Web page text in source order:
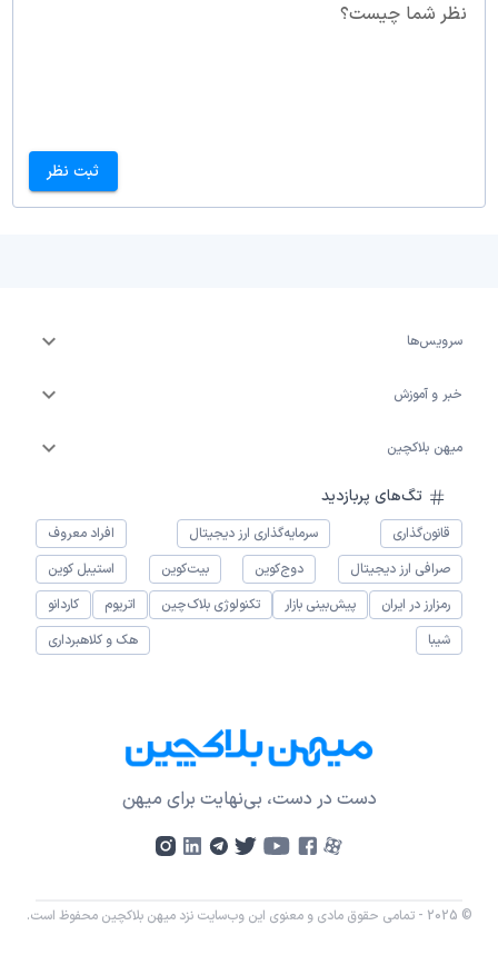
نظر شما چیست؟
ثبت نظر
سرویس‌ها
خبر و آموزش
میهن بلاکچین
تگ‌های پربازدید
قانون‌گذاری سرمایه‌گذاری ارز دیجیتال
افراد معروف
صرافی ارز دیجیتال
دوج‌کوین بیت‌کوین
استیبل کوین
رمزارز در ایران
پیش‌بینی بازار تکنولوژی بلاک‌چین اتریوم
کاردانو
شیبا
هک و کلاهبرداری
دست در دست، بی‌نهایت برای میهن
© 2025 - تمامی حقوق مادی و معنوی این وب‌سایت نزد میهن بلاکچین محفوظ است.